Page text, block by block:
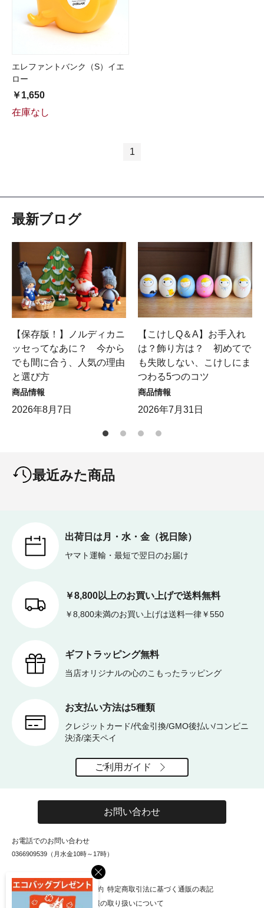
エレファントバンク（S）イエ
ロー
￥1,650
在庫なし
1
×
最新ブログ
【保存版！】ノルディカニ
ッセってなあに？ 今から
でも間に合う、人気の理由
と選び方
商品情報
2026年8月7日
【こけしQ＆A】お手入れ
は？飾り方は？ 初めてで
も失敗しない、こけしにま
つわる5つのコツ
商品情報
2026年7月31日
最近みた商品
出荷日は月・水・金（祝日除）
ヤマト運輸・最短で翌日のお届け
￥8,800以上のお買い上げで送料無料
￥8,800未満のお買い上げは送料一律￥550
ギフトラッピング無料
当店オリジナルの心のこもったラッピング
お支払い方法は5種類
クレジットカード/代金引換/GMO後払い/コンビニ
決済/楽天ペイ
ご利用ガイド
お問い合わせ
お電話でのお問い合わせ
0366909539（月水金10時～17時）
お知らせ 会社概要 利用規約 特定商取引法に基づく通販の表記
個人情報保護方針 個人情報の取り扱いについて